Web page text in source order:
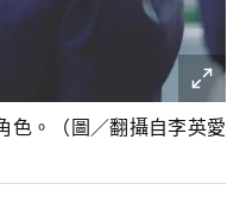
色。（圖／翻攝自李英愛